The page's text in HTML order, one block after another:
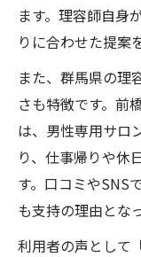
ます。理容師自身
りに合わせた提案
また、群馬県の理
さも特徴です。前
は、男性専用サロ
り、仕事帰りや休
す。口コミやSNS
も支持の理由とな
利用者の声として